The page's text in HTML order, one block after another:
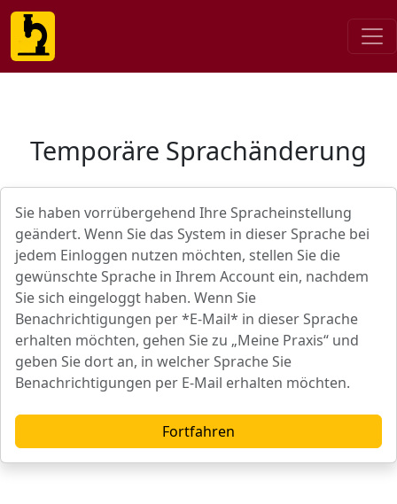
Temporäre Sprachänderung
Sie haben vorrübergehend Ihre Spracheinstellung
geändert. Wenn Sie das System in dieser Sprache bei
jedem Einloggen nutzen möchten, stellen Sie die
gewünschte Sprache in Ihrem Account ein, nachdem
Sie sich eingeloggt haben. Wenn Sie
Benachrichtigungen per *E-Mail* in dieser Sprache
erhalten möchten, gehen Sie zu „Meine Praxis“ und
geben Sie dort an, in welcher Sprache Sie
Benachrichtigungen per E-Mail erhalten möchten.
Fortfahren